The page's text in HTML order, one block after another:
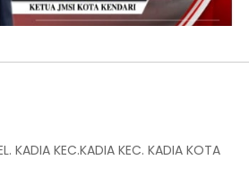
KADIA KEC.KADIA KEC. KADIA KOTA